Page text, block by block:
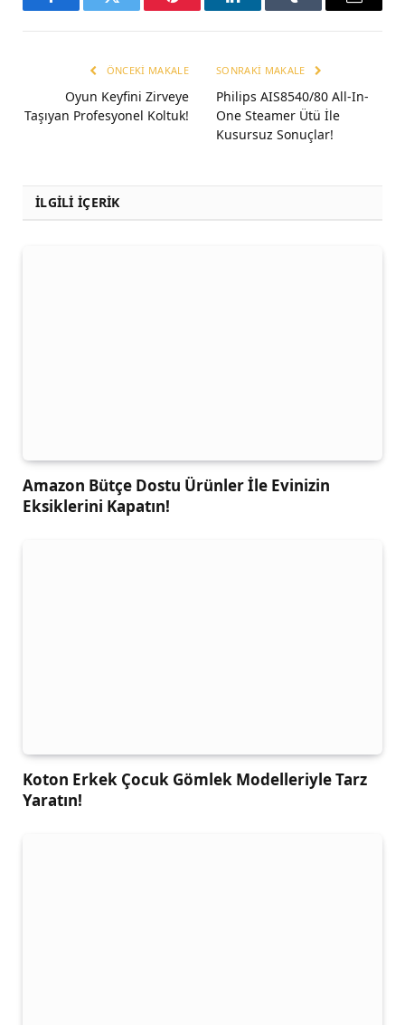
FacebookTwitter Pinterest LinkedInTumblr Email
ÖNCEKI MAKALE
Oyun Keyfini Zirveye
Taşıyan Profesyonel Koltuk!
SONRAKI MAKALE
Philips AIS8540/80 All-In-
One Steamer Ütü İle
Kusursuz Sonuçlar!
İLGİLİ İÇERİK
Amazon Bütçe Dostu Ürünler İle Evinizin
Eksiklerini Kapatın!
Koton Erkek Çocuk Gömlek Modelleriyle Tarz
Yaratın!